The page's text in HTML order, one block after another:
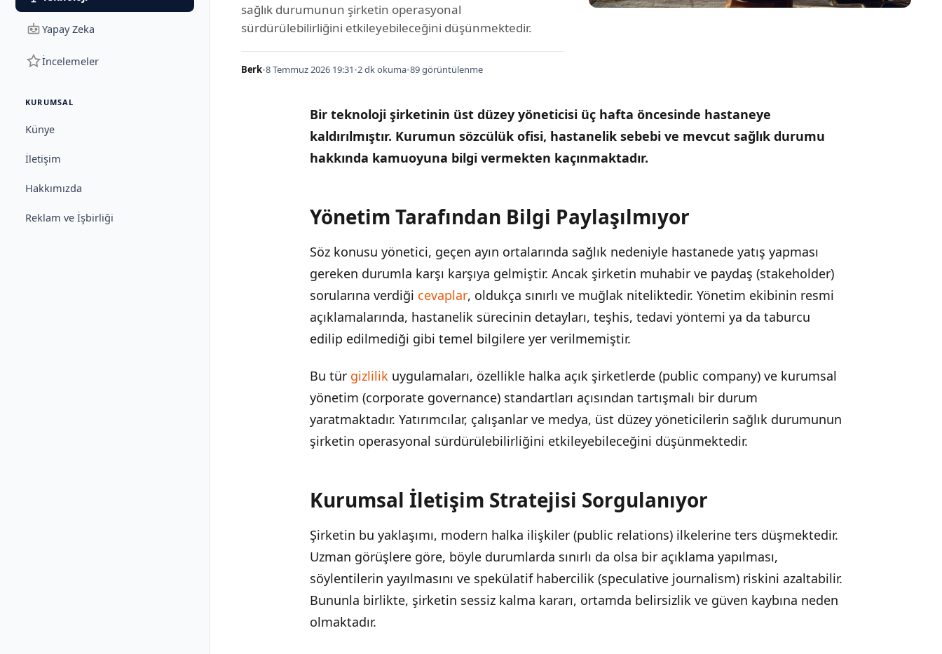
Yapay Zeka
İncelemeler
KURUMSAL
Künye
İletişim
Hakkımızda
Reklam ve İşbirliği
sağlık durumunun şirketin operasyonal
sürdürülebilirliğini etkileyebileceğini düşünmektedir.
Berk•8 Temmuz 2026 19:31•2 dk okuma•89 görüntülenme
Bir teknoloji şirketinin üst düzey yöneticisi üç hafta öncesinde hastaneye
kaldırılmıştır. Kurumun sözcülük ofisi, hastanelik sebebi ve mevcut sağlık durumu
hakkında kamuoyuna bilgi vermekten kaçınmaktadır.
İÇINDEKILER
Yönetim Tarafından Bilgi Paylaşılmıyor
Benzer Örnekler Geçmişte Yaşandı
Yönetim Tarafından Bilgi Paylaşılmıyor
Söz konusu yönetici, geçen ayın ortalarında sağlık nedeniyle hastanede yatış yapması
gereken durumla karşı karşıya gelmiştir. Ancak şirketin muhabir ve paydaş (stakeholder)
sorularına verdiği cevaplar, oldukça sınırlı ve muğlak niteliktedir. Yönetim ekibinin resmi
açıklamalarında, hastanelik sürecinin detayları, teşhis, tedavi yöntemi ya da taburcu
edilip edilmediği gibi temel bilgilere yer verilmemiştir.
Bu tür gizlilik uygulamaları, özellikle halka açık şirketlerde (public company) ve kurumsal
yönetim (corporate governance) standartları açısından tartışmalı bir durum
yaratmaktadır. Yatırımcılar, çalışanlar ve medya, üst düzey yöneticilerin sağlık durumunun
şirketin operasyonal sürdürülebilirliğini etkileyebileceğini düşünmektedir.
Kurumsal İletişim Stratejisi Sorgulanıyor
Şirketin bu yaklaşımı, modern halka ilişkiler (public relations) ilkelerine ters düşmektedir.
Uzman görüşlere göre, böyle durumlarda sınırlı da olsa bir açıklama yapılması,
söylentilerin yayılmasını ve spekülatif habercilik (speculative journalism) riskini azaltabilir.
Bununla birlikte, şirketin sessiz kalma kararı, ortamda belirsizlik ve güven kaybına neden
olmaktadır.